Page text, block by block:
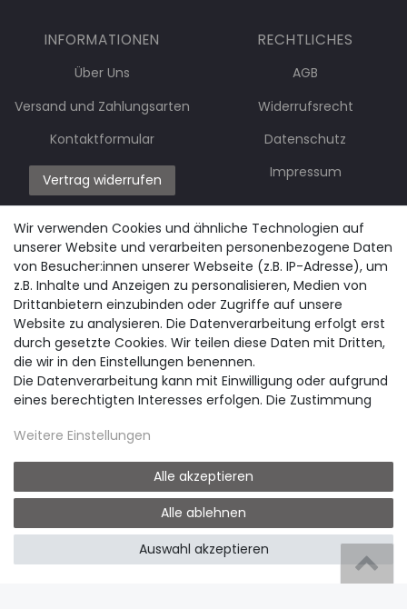
INFORMATIONEN
Über Uns
Versand und Zahlungsarten
Kontaktformular
Vertrag widerrufen
RECHTLICHES
AGB
Widerrufsrecht
Datenschutz
Impressum
B2B LOGIN
© easyclick24 - Anhängerersatzteile und Zubehör für PKW Anhänger
Wir verwenden Cookies und ähnliche Technologien auf
unserer Website und verarbeiten personenbezogene Daten
von Besucher:innen unserer Webseite (z.B. IP-Adresse), um
z.B. Inhalte und Anzeigen zu personalisieren, Medien von
Drittanbietern einzubinden oder Zugriffe auf unsere
Website zu analysieren. Die Datenverarbeitung erfolgt erst
durch gesetzte Cookies. Wir teilen diese Daten mit Dritten,
die wir in den Einstellungen benennen.
Die Datenverarbeitung kann mit Einwilligung oder aufgrund
eines berechtigten Interesses erfolgen. Die Zustimmung
nicht einzuwilligen und die Einwilligung zu einem späteren
und weitere Hinweise zur Verwendung
personenbezogener Daten in unsererDaten­schutz­
Weitere Einstellungen
Alle akzeptieren
Alle ablehnen
Auswahl akzeptieren